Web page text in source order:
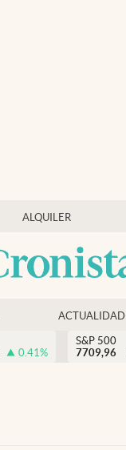
ALQUILER
ACTUALIDAD
0.41%
S&P 500
7709,96